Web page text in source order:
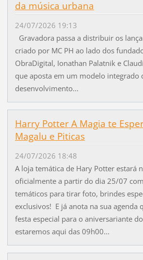
da música urbana
24/07/2026 19:13
Gravadora passa a distribuir os
criado por MC PH ao lado dos
ObraDigital, Ionathan Palatnik e
que aposta em um modelo integrado
desenvolvimento...
Harry Potter A Magia te
Magalu e Piticas
24/07/2026 18:48
A loja temática de Hary Potter estará
oficialmente a partir do dia 25/07
temáticos para tirar foto, brindes
exclusivos! E já anota na sua agenda
festa especial para o aniversariante
estaremos aqui das 09h00...